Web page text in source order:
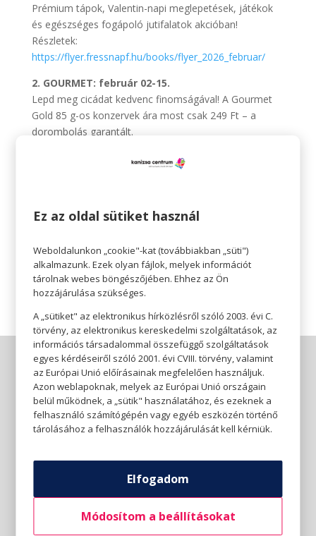
Prémium tápok, Valentin-napi meglepetések, játékok
és egészséges fogápoló jutifalatok akcióban!
Részletek:
https://flyer.fressnapf.hu/books/flyer_2026_februar/
2. GOURMET: február 02-15.
Lepd meg cicádat kedvenc finomságával! A Gourmet
Gold 85 g-os konzervek ára most csak 249 Ft – a
dorombolás garantált.
filter=5841830-:Gold%5C5841815–:0%20-%20100g
Kutyanyelven, cicanyelven és gazdinyelven is úgy
Részletek:https://www.fressnapf.hu/marka/julius-k9?
infinite_page=3&filter=product_status:article_status_2
Ez az oldal sütiket használ
Weboldalunkon „cookie"-kat (továbbiakban „süti")
alkalmazunk. Ezek olyan fájlok, melyek információt
tárolnak webes böngészőjében. Ehhez az Ön
hozzájárulása szükséges.
A „sütiket" az elektronikus hírközlésről szóló 2003. évi C.
törvény, az elektronikus kereskedelmi szolgáltatások, az
információs társadalommal összefüggő szolgáltatások
egyes kérdéseiről szóló 2001. évi CVIII. törvény, valamint
az Európai Unió előírásainak megfelelően használjuk.
Azon weblapoknak, melyek az Európai Unió országain
belül működnek, a „sütik" használatához, és ezeknek a
felhasználó számítógépén vagy egyéb eszközén történő
tárolásához a felhasználók hozzájárulását kell kérniük.
Elfogadom
Módosítom a beállításokat